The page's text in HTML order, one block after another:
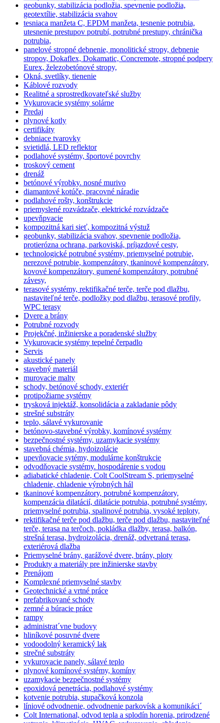
geobunky, stabilizácia podložia, spevnenie podložia,
geotextílie, stabilizácia svahov
tesniaca manžeta C, EPDM manžeta, tesnenie potrubia,
utesnenie prestupov potrubí, potrubné prestupy, chránička
potrubia,
panelové stropné debnenie, monolitické stropy, debnenie
stropov, Dokaflex, Dokamatic, Concremote, stropné podpery
Eurex, železobetónové stropy,
Okná, svetlíky, tienenie
Káblové rozvody
Realitné a sprostredkovateľské služby
Vykurovacie systémy solárne
Predaj
plynové kotly
certifikáty
debniace tvarovky
svietidlá, LED reflektor
podlahové systémy, športové povrchy
troskový cement
drenáž
betónové výrobky. nosné murivo
diamantové kotúče, pracovné náradie
podlahové rošty, konštrukcie
priemyslené rozvádzače, elektrické rozvádzače
upevňpvacie
kompozitná kari sieť, kompozitná výstuž
geobunky, stabilizácia svahov, spevnenie podložia,
protierózna ochrana, parkoviská, príjazdové cesty,
technologické potrubné systémy, priemyselné potrubie,
nerezové potrubie, kompenzátory, tkaninové kompenzátory,
kovové kompenzátory, gumené kompenzátory, potrubné
závesy,
terasové systémy, rektifikačné terče, terče pod dlažbu,
nastaviteľné terče, podložky pod dlažbu, terasové profily,
WPC terasy
Dvere a brány
Potrubné rozvody
Projekčné, inžinierske a poradenské služby
Vykurovacie systémy tepelné čerpadlo
Servis
akustické panely
stavebný materiál
murovacie malty
schody, betónové schody, exteriér
protipožiarne systémy
trysková injektáž, konsolidácia a zakladanie pôdy
strešné substráty
teplo, sálavé vykurovanie
betónovo-stavebné výrobky, komínové systémy
bezpečnostné systémy, uzamykacie systémy
stavebná chémia, hydoizolácie
upevňovacie sytémy, modulárne konštrukcie
odvodňovacie systémy. hospodárenie s vodou
adiabatické chladenie, Colt CoolStream S, priemyselné
chladenie, chladenie výrobných hál
tkaninové kompenzátory, potrubné kompenzátory,
kompenzácia dilatácií, dilatácie potrubia, potrubné systémy,
priemyselné potrubia, spalinové potrubia, vysoké teploty,
rektifikačné terče pod dlažbu, terče pod dlažbu, nastaviteľné
terče, terasa na terčoch, pokládka dlažby, terasa, balkón,
strešná terasa, hydroizolácia, drenáž, odvetraná terasa,
exteriérová dlažba
Priemyselné brány, garážové dvere, brány, ploty
Produkty a materiály pre inžinierske stavby
Prenájom
Komplexné priemyselné stavby
Geotechnické a vrtné práce
prefabrikované schody
zemné a búracie práce
rampy
administrat´vne budovy
hliníkové posuvné dvere
vodoodolný keramický lak
strečné substráty
vykurovacie panely, sálavé teplo
plynové komínové systémy, komíny
uzamykacie bezpečnostné systémy
epoxidová penetrácia, podlahové systémy
kotvenie potrubia, stupačková konzola
líniové odvodnenie, odvodnenie parkovísk a komunikáci´
Colt International, odvod tepla a splodín horenia, prirodzené